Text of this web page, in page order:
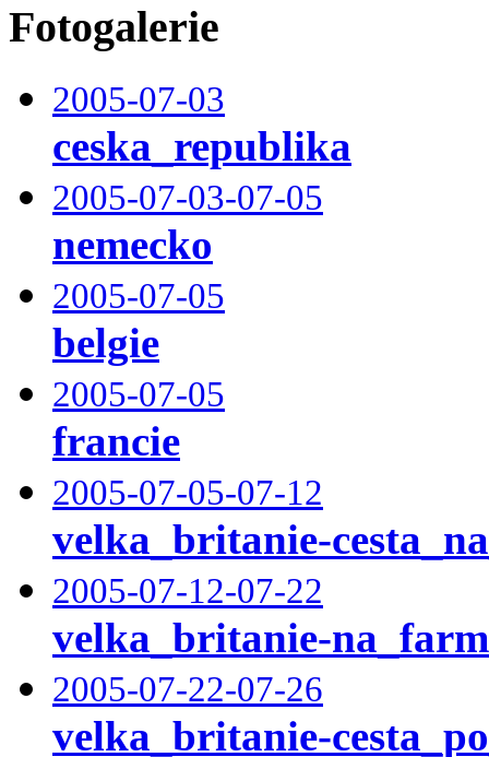
Fotogalerie
2005-07-03
ceska_republika
2005-07-03-07-05
nemecko
2005-07-05
belgie
2005-07-05
francie
2005-07-05-07-12
velka_britanie-
2005-07-12-07-22
velka_britanie-
2005-07-22-07-26
velka_britanie-